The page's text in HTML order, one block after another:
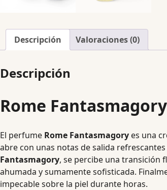
Descripción Valoraciones (0)
Descripción
Rome Fantasmagory
El perfume Rome Fantasmagory es una
abre con unas notas de salida
Fantasmagory, se percibe una transición
ahumada y sumamente sofisticada.
impecable sobre la piel durante horas.